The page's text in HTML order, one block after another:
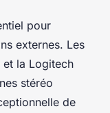
pour
externes. Les
la Logitech
stéréo
de